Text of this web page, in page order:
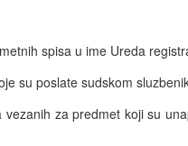
spisa u ime Ureda
su poslate sudskom
vezanih za predmet koji su